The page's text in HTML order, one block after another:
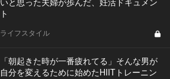
ト
ライフスタイル
「朝起きた時が一番疲れてる」そんな男が
自分を変えるために始めたHIITトレーニン